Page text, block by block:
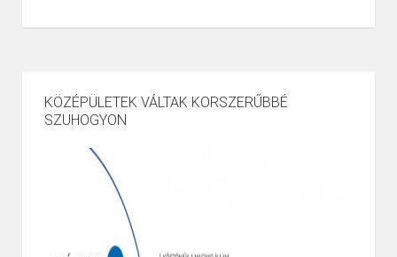
KÖZÉPÜLETEK VÁLTAK KORSZERŰBBÉ
SZUHOGYON